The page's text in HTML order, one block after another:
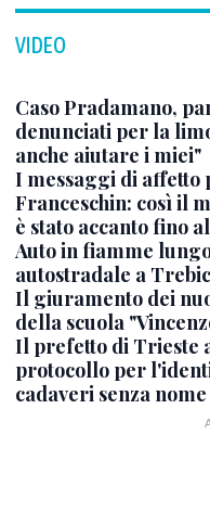
VIDEO
Caso Pradamano,
denunciati per la
anche aiutare i miei"
I messaggi di affetto
Franceschin: così il
è stato accanto fino
Auto in fiamme
autostradale a
Il giuramento dei
della scuola
Il prefetto di Trieste
protocollo per
cadaveri senza nome